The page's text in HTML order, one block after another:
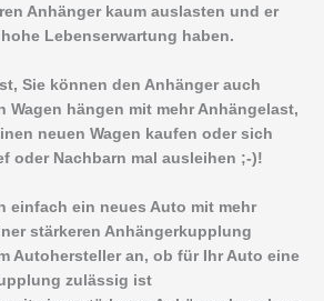
Anhänger kaum auslasten und er
Lebenserwartung haben.
Sie können den Anhänger auch
Wagen hängen mit mehr Anhängelast,
neuen Wagen kaufen oder sich
oder Nachbarn mal ausleihen ;-)!
einfach ein neues Auto mit mehr
stärkeren Anhängerkupplung
Autohersteller an, ob für Ihr Auto eine
zulässig ist